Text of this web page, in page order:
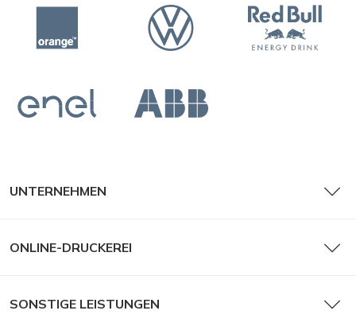
UNTERNEHMEN
ONLINE-DRUCKEREI
SONSTIGE LEISTUNGEN